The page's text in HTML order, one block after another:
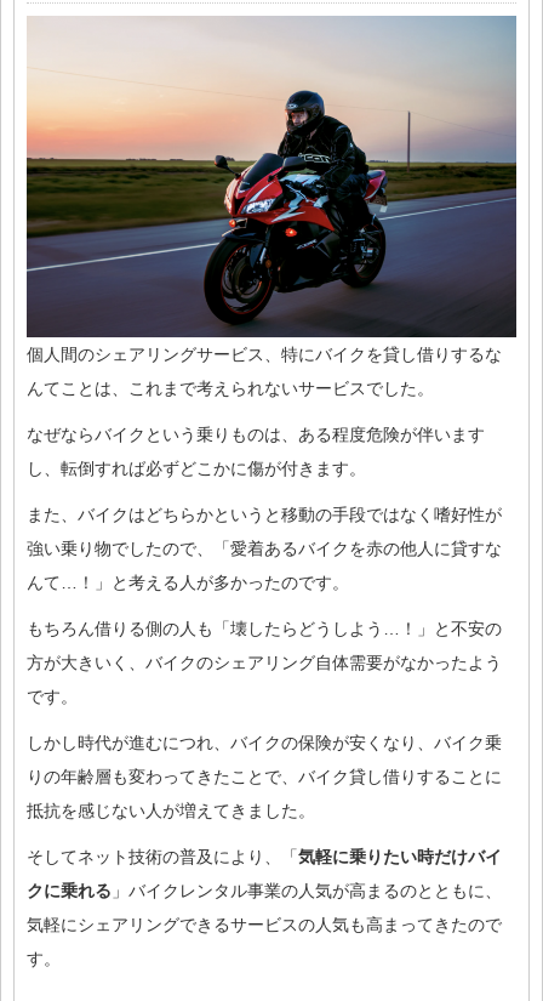
個人間のシェアリングサービス、特にバイクを貸し借りするな
んてことは、これまで考えられないサービスでした。
なぜならバイクという乗りものは、ある程度危険が伴います
し、転倒すれば必ずどこかに傷が付きます。
また、バイクはどちらかというと移動の手段ではなく嗜好性が
強い乗り物でしたので、「愛着あるバイクを赤の他人に貸すな
んて…！」と考える人が多かったのです。
もちろん借りる側の人も「壊したらどうしよう…！」と不安の
方が大きいく、バイクのシェアリング自体需要がなかったよう
です。
しかし時代が進むにつれ、バイクの保険が安くなり、バイク乗
りの年齢層も変わってきたことで、バイク貸し借りすることに
抵抗を感じない人が増えてきました。
そしてネット技術の普及により、「気軽に乗りたい時だけバイ
クに乗れる 」バイクレンタル事業の人気が高まるのとともに、
気軽にシェアリングできるサービスの人気も高まってきたので
す。